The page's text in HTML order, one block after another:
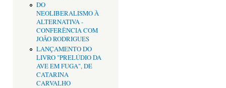
DO
NEOLIBERALISMO À
ALTERNATIVA -
CONFERÊNCIA COM
JOÃO RODRIGUES
LANÇAMENTO DO
LIVRO "PRELÚDIO DA
AVE EM FUGA", DE
CATARINA
CARVALHO